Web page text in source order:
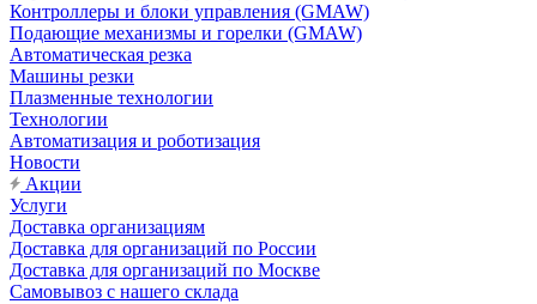
Контроллеры и блоки управления (GMAW)
Подающие механизмы и горелки (GMAW)
Автоматическая резка
Машины резки
Плазменные технологии
Технологии
Автоматизация и роботизация
Новости
Акции
Услуги
Доставка организациям
Доставка для организаций по России
Доставка для организаций по Москве
Самовывоз с нашего склада